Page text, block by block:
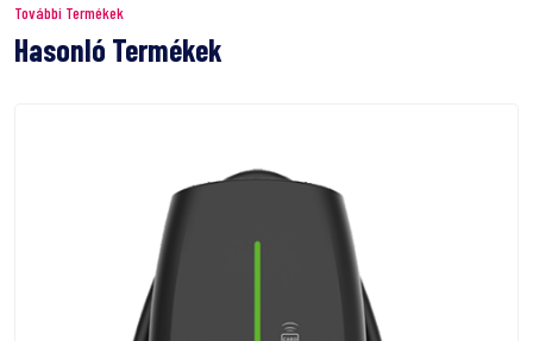
További Termékek
Hasonló Termékek